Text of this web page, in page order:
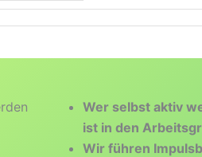
Wer selbst aktiv
ist in den
Wir führen